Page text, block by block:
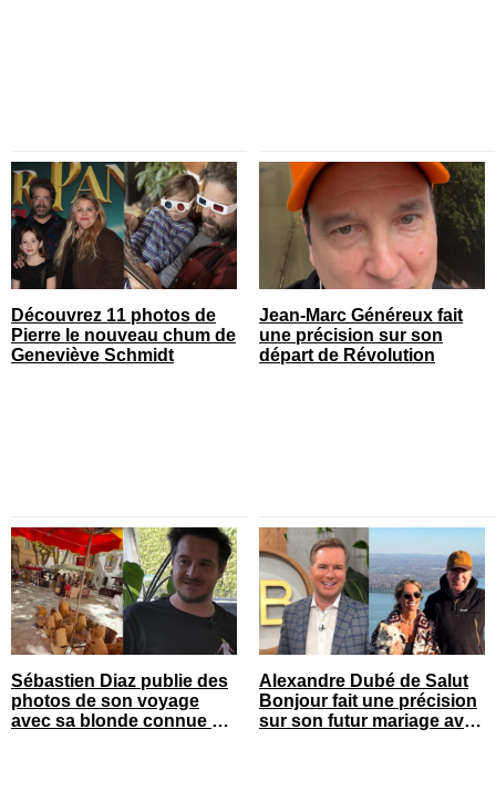
Découvrez 11 photos de
Pierre le nouveau chum de
Geneviève Schmidt
Jean-Marc Généreux fait
une précision sur son
départ de Révolution
Sébastien Diaz publie des
photos de son voyage
avec sa blonde connue en
Alexandre Dubé de Salut
Bonjour fait une précision
sur son futur mariage avec